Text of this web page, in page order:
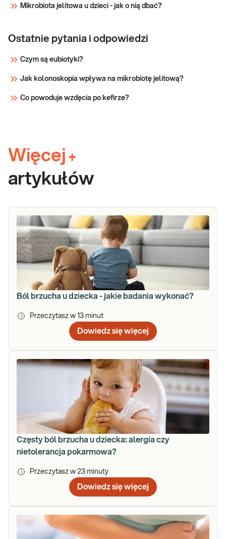
Mikrobiota jelitowa u dzieci - jak o nią dbać?
Ostatnie pytania i odpowiedzi
Czym są eubiotyki?
Jak kolonoskopia wpływa na mikrobiotę jelitową?
Co powoduje wzdęcia po kefirze?
Więcej +
artykułów
Ból brzucha u dziecka - jakie badania wykonać?
Przeczytasz w 13 minut
Dowiedz się więcej
Częsty ból brzucha u dziecka: alergia czy
nietolerancja pokarmowa?
Przeczytasz w 23 minuty
Dowiedz się więcej